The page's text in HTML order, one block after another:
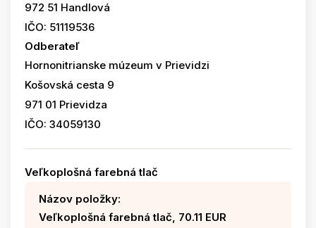
972 51 Handlová
IČO: 51119536
Odberateľ
Hornonitrianske múzeum v Prievidzi
Košovská cesta 9
971 01 Prievidza
IČO: 34059130
Veľkoplošná farebná tlač
Názov položky:
Veľkoplošná farebná tlač, 70.11 EUR